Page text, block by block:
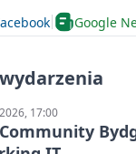
Google
17:00